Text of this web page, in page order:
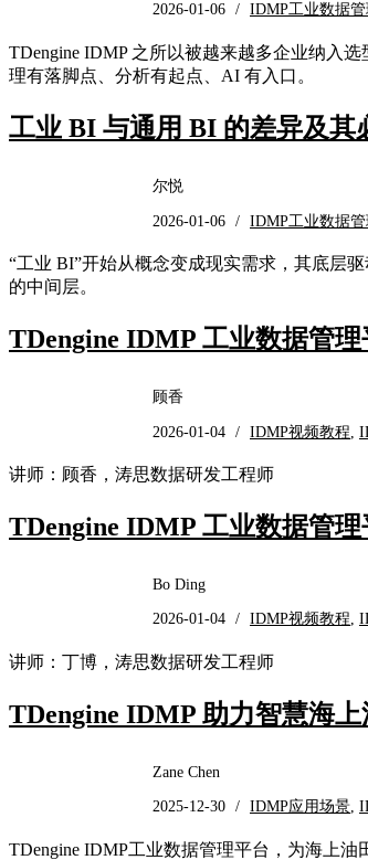
2026-01-06 / IDMP工业数据
TDengine IDMP 之所以被越来越多企业纳入
理有落脚点、分析有起点、AI 有入口。
工业 BI 与通用 BI 的差异及其
尔悦
2026-01-06 / IDMP工业数据
“工业 BI”开始从概念变成现实需求，其底层
的中间层。
TDengine IDMP 工业数据管
顾香
2026-01-04 / IDMP视频教程,
讲师：顾香，涛思数据研发工程师
TDengine IDMP 工业数据管
Bo Ding
2026-01-04 / IDMP视频教程,
讲师：丁博，涛思数据研发工程师
TDengine IDMP 助力智慧海
Zane Chen
2025-12-30 / IDMP应用场景
TDengine IDMP工业数据管理平台，为海上